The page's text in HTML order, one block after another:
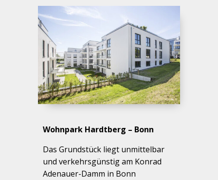
Wohnpark Hardtberg – Bonn
Das Grundstück liegt unmittelbar
und verkehrsgünstig am Konrad
Adenauer-Damm in Bonn